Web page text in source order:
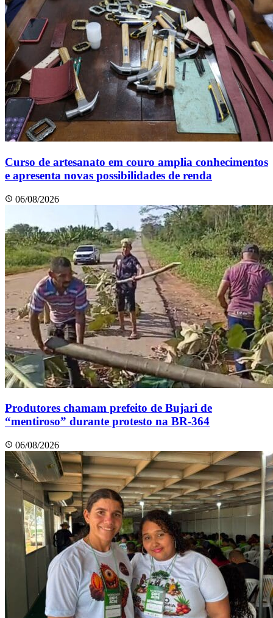
Curso de artesanato em couro amplia conhecimentos
e apresenta novas possibilidades de renda
06/08/2026
Produtores chamam prefeito de Bujari de
“mentiroso” durante protesto na BR-364
06/08/2026